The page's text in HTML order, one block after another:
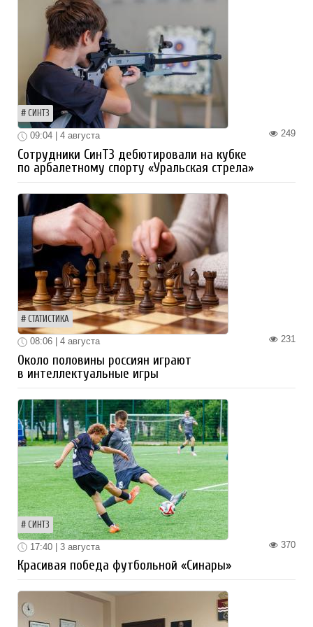
СИНТЗ
249
09:04 | 4 августа
Сотрудники СинТЗ дебютировали на кубке
по арбалетному спорту «Уральская стрела»
СТАТИСТИКА
231
08:06 | 4 августа
Около половины россиян играют
в интеллектуальные игры
СИНТЗ
370
17:40 | 3 августа
Красивая победа футбольной «Синары»